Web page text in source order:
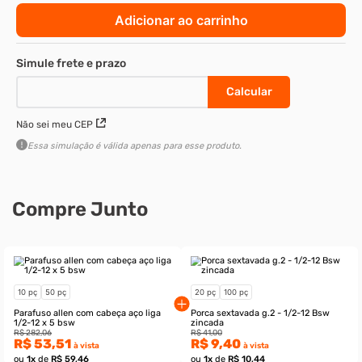
Adicionar ao carrinho
Não sei meu CEP
Essa simulação é válida apenas para esse produto.
Compre Junto